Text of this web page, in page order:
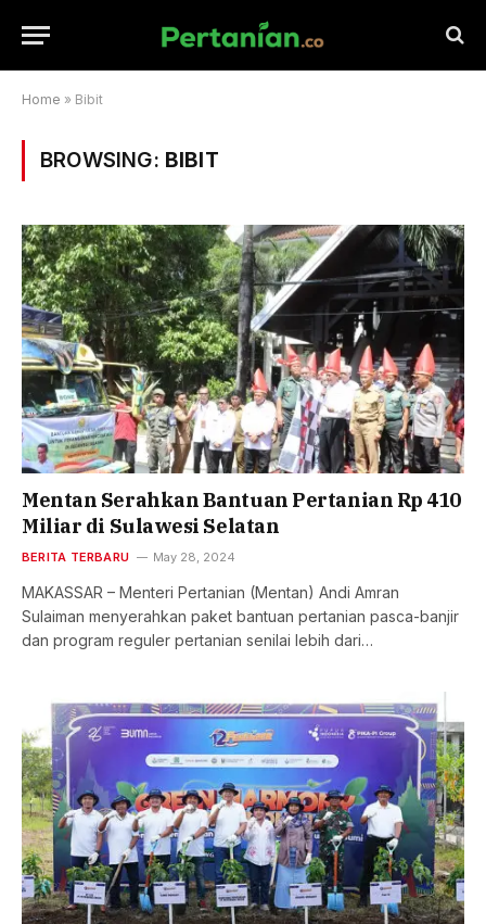
Home » Bibit
BROWSING: BIBIT
Mentan Serahkan Bantuan Pertanian Rp 410
Miliar di Sulawesi Selatan
BERITA TERBARU May 28, 2024
MAKASSAR – Menteri Pertanian (Mentan) Andi Amran
Sulaiman menyerahkan paket bantuan pertanian pasca-banjir
dan program reguler pertanian senilai lebih dari…